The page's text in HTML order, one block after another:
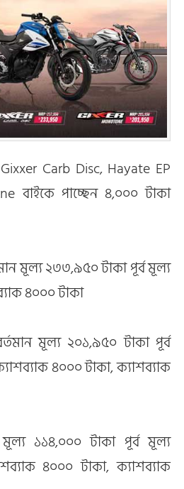
Carb Disc, Hayate EP
বাইকে পাচ্ছেন ৪,০০০ টাকা
মূল্য ২৩৩,৯৫০ টাকা পূর্ব মূল্য
৪০০০ টাকা
মূল্য ২০১,৯৫০ টাকা পূর্ব
৪০০০ টাকা, ক্যাশব্যাক
১১৪,০০০ টাকা পূর্ব মূল্য
৪০০০ টাকা, ক্যাশব্যাক